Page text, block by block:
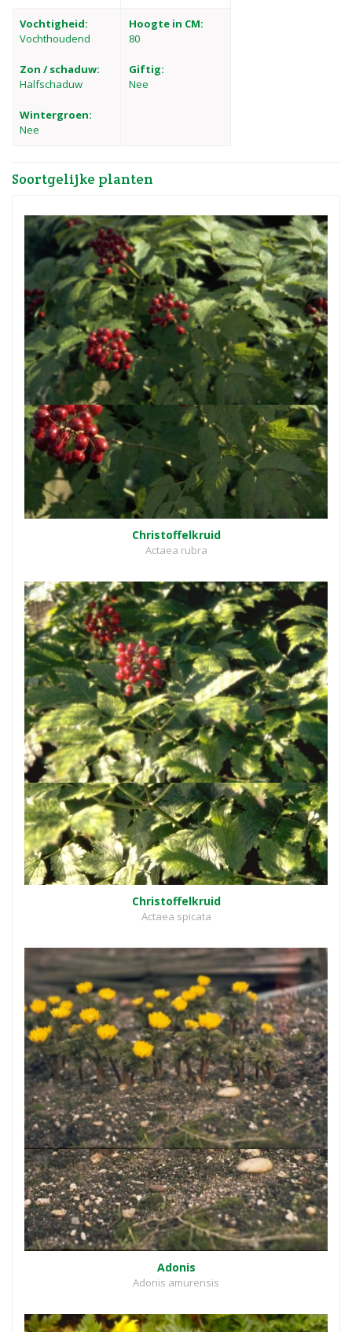
Vochtigheid:
Vochthoudend
Zon / schaduw:
Halfschaduw
Wintergroen:
Nee
Hoogte in CM:
80
Giftig:
Nee
Soortgelijke planten
Christoffelkruid
Actaea rubra
Christoffelkruid
Actaea spicata
Adonis
Adonis amurensis